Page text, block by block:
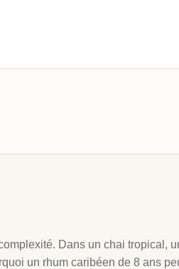
Dans un chai tropical,
un rhum caribéen de 8 ans